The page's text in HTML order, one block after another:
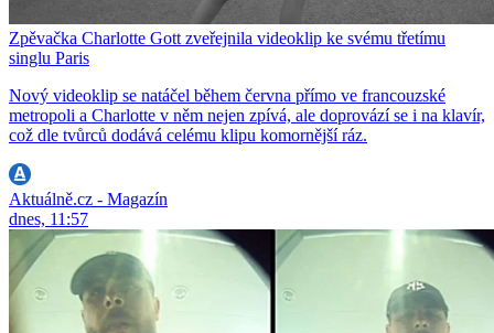
Zpěvačka Charlotte Gott zveřejnila videoklip ke svému třetímu
singlu Paris
Nový videoklip se natáčel během června přímo ve francouzské
metropoli a Charlotte v něm nejen zpívá, ale doprovází se i na klavír,
což dle tvůrců dodává celému klipu komornější ráz.
Aktuálně.cz - Magazín
dnes, 11:57